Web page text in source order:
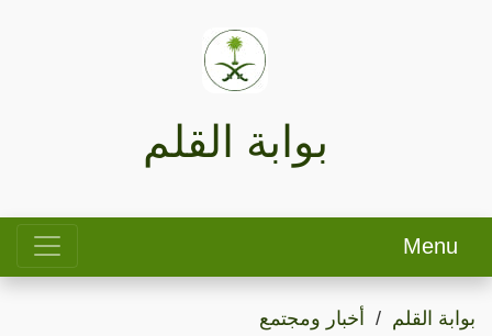
بوابة القلم
Menu
بوابة القلم
أخبار ومجتمع